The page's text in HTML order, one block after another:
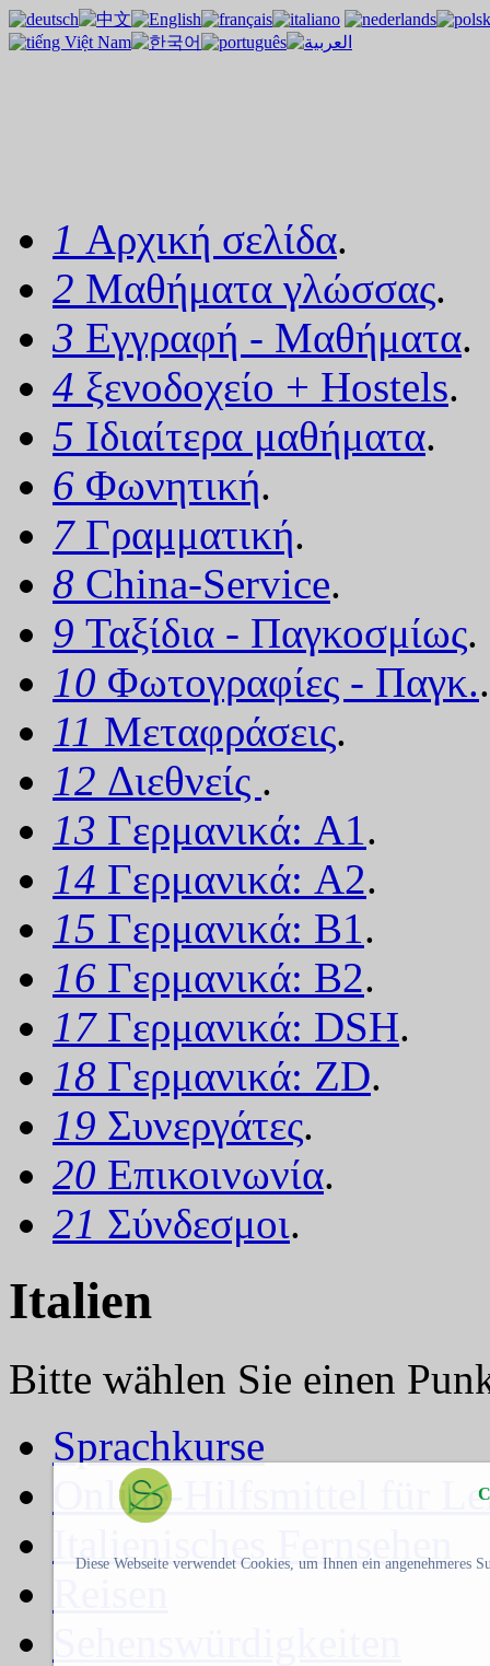
1 Αρχική σελίδα.
2 Μαθήματα γλώσσας.
3 Εγγραφή - Μαθήματα.
4 ξενοδοχείο + Hostels.
5 Ιδιαίτερα μαθήματα.
6 Φωνητική.
7 Γραμματική.
8 China-Service.
9 Ταξίδια - Παγκοσμίως.
10 Φωτογραφίες - Παγκ..
11 Μεταφράσεις.
12 Διεθνείς .
13 Γερμανικά: A1.
14 Γερμανικά: A2.
15 Γερμανικά: B1.
16 Γερμανικά: B2.
17 Γερμανικά: DSH.
18 Γερμανικά: ZD.
19 Συνεργάτες.
20 Επικοινωνία.
21 Σύνδεσμοι.
Diese Webseite verwendet Cookies, um Ihnen ein angenehmeres
Italien
Bitte wählen Sie einen
Sprachkurse
Online-Hilfsmittel für